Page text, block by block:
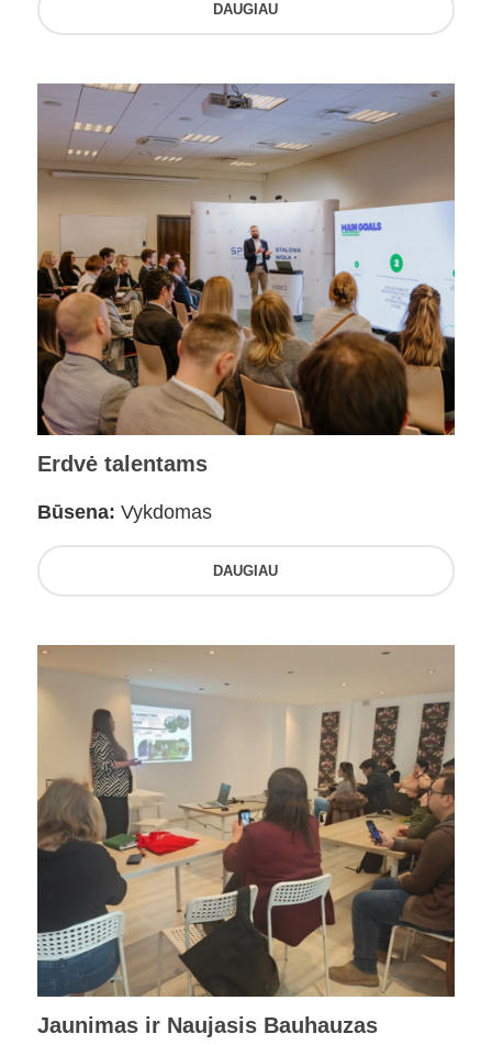
DAUGIAU
Erdvė talentams
Būsena: Vykdomas
DAUGIAU
Jaunimas ir Naujasis Bauhauzas